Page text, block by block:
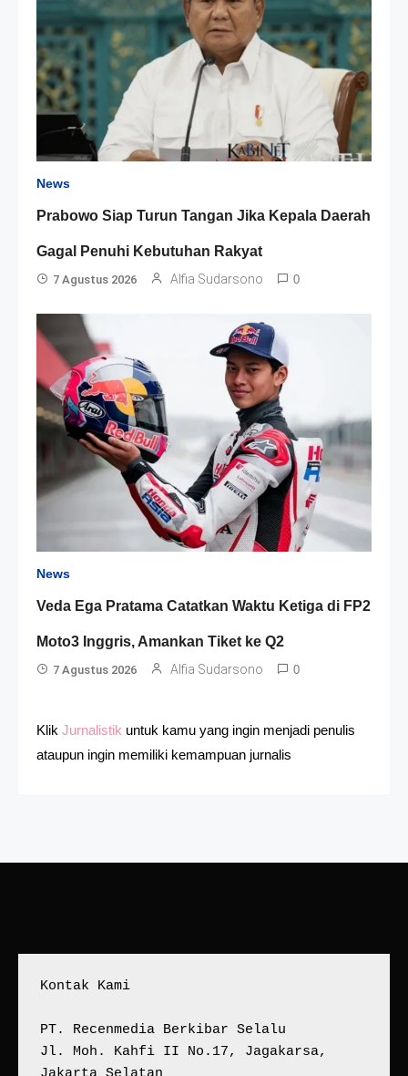
News
Prabowo Siap Turun Tangan Jika Kepala Daerah
Gagal Penuhi Kebutuhan Rakyat
7 Agustus 2026 Alfia Sudarsono 0
News
Veda Ega Pratama Catatkan Waktu Ketiga di FP2
Moto3 Inggris, Amankan Tiket ke Q2
7 Agustus 2026 Alfia Sudarsono 0
Klik Jurnalistik untuk kamu yang ingin menjadi penulis
ataupun ingin memiliki kemampuan jurnalis
Kontak Kami
PT. Recenmedia Berkibar Selalu
Jl. Moh. Kahfi II No.17, Jagakarsa,